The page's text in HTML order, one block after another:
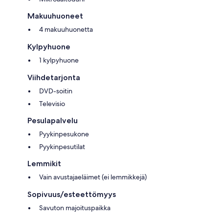
Makuuhuoneet
4 makuuhuonetta
Kylpyhuone
1 kylpyhuone
Viihdetarjonta
DVD-soitin
Televisio
Pesulapalvelu
Pyykinpesukone
Pyykinpesutilat
Lemmikit
Vain avustajaeläimet (ei lemmikkejä)
Sopivuus/esteettömyys
Savuton majoituspaikka